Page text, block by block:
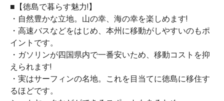
■【徳島で暮らす魅力!】
・自然豊かな立地。山の幸、海の幸を楽しめます!
・高速バスなどをはじめ、本州に移動がしやすいのもポ
イントです。
・ガソリンが四国県内で一番安いため、移動コストを抑
えられます!
・実はサーフィンの名地。これを目当てに徳島に移住す
るほどです。